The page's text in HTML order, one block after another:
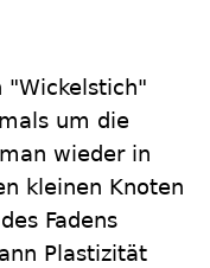
"Wickelstich"
um die
wieder in
kleinen Knoten
Fadens
Plastizität